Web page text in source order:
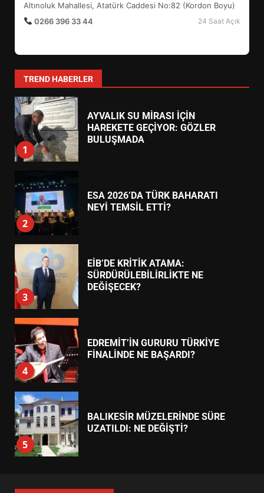
Altınoluk Mahallesi, Atatürk Caddesi No:82 (Kordon Boyu)
0266 396 33 44
24 Saat Açık
TREND HABERLER
7
ŞEKİLLENDİ?
1
AYVALIK SU MİRASI İÇİN
HAREKETE GEÇİYOR: GÖZLER
BULUŞMADA
2
ESA 2026’DA TÜRK BAHARATI
NEYİ TEMSİL ETTİ?
EİB’DE KRİTİK ATAMA:
4
EDREMİT’İN GURURU TÜRKİYE
FİNALİNDE NE BAŞARDI?
5
BALIKESİR MÜZELERİNDE SÜRE
6
BURHANİYE SATRANÇ
TURNUVASI KAYITLARI NEYİ